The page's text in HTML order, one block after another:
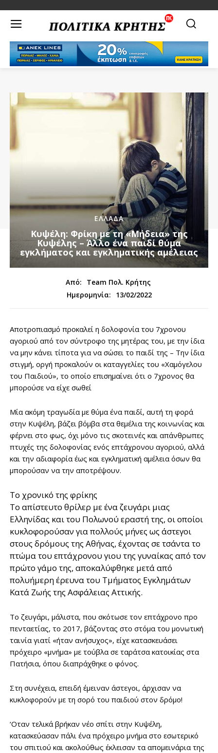
ΕΛΛΑΔΑ
Κυψέλη: Φρίκη με τη «Μήδεια» της
Κυψέλης – Άλλο ένα παιδί θύμα
εγκλήματος και εγκληματικής αμέλειας
Από:
Team Πολ. Κρήτης
Ημερομηνία:
13/02/2022
Αποτροπιασμό προκαλεί η δολοφονία του 7χρονου
αγοριού από τον σύντροφο της μητέρας του, με την ίδια
να μην κάνει τίποτα για να σώσει το παιδί της – Την ίδια
στιγμή, οργή προκαλούν οι καταγγελίες του «Χαμόγελου
του Παιδιού», το οποίο επισημαίνει ότι ο 7χρονος θα
μπορούσε να είχε σωθεί
Μία ακόμη τραγωδία με θύμα ένα παιδί, αυτή τη φορά
στην Κυψέλη, βάζει βόμβα στα θεμέλια της κοινωνίας και
φέρνει στο φως, όχι μόνο τις σκοτεινές και απάνθρωπες
πτυχές της δολοφονίας ενός επτάχρονου αγοριού, αλλά
και την αδιαφορία έως και εγκληματική αμέλεια όσων θα
μπορούσαν να την αποτρέψουν.
Το χρονικό της φρίκης
Το απίστευτο θρίλερ με ένα ζευγάρι μιας
Ελληνίδας και του Πολωνού εραστή της, οι οποίοι
κυκλοφορούσαν για πολλούς μήνες ως άστεγοι
στους δρόμους της Αθήνας, έχοντας σε τσάντα το
πτώμα του επτάχρονου γιου της γυναίκας από τον
πρώτο γάμο της, αποκαλύφθηκε μετά από
πολυήμερη έρευνα του Τμήματος Εγκλημάτων
Κατά Ζωής της Ασφάλειας Αττικής.
Το ζευγάρι, μάλιστα, που σκότωσε τον επτάχρονο προ
πενταετίας, το 2017, βάζοντας στο στόμα του μονωτική
ταινία γιατί «ήταν ανήσυχος», είχε κατασκευάσει
πρόχειρο «μνήμα» με τούβλα σε ταράτσα κατοικίας στα
Πατήσια, όπου διαπράχθηκε ο φόνος.
Στη συνέχεια, επειδή έμειναν άστεγοι, άρχισαν να
κυκλοφορούν με τη σορό του παιδιού στον δρόμο!
‘Οταν τελικά βρήκαν νέο σπίτι στην Κυψέλη,
κατασκεύασαν πάλι ένα πρόχειρο μνήμα στο εσωτερικό
του σπιτιού και ακολούθως έκλεισαν τα απομεινάρια της